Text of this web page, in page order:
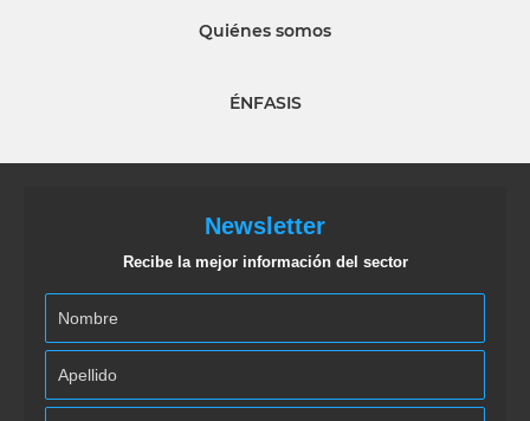
Quiénes somos
ÉNFASIS
Newsletter
Recibe la mejor información del sector